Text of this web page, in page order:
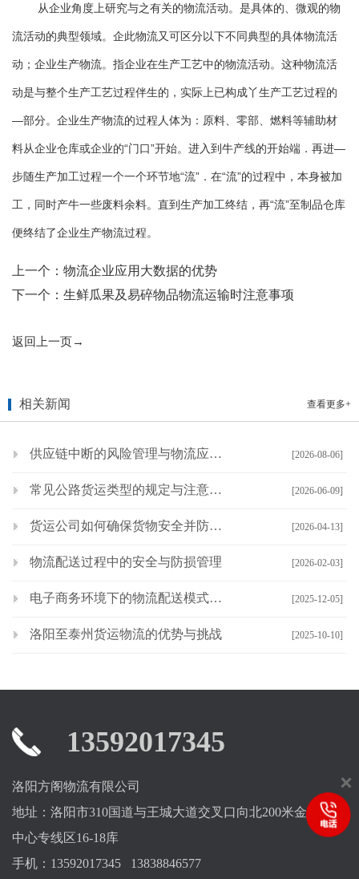
从企业角度上研究与之有关的物流活动。是具体的、微观的物
流活动的典型领域。企此物流又可区分以下不同典型的具体物流活
动；企业生产物流。指企业在生产工艺中的物流活动。这种物流活
动是与整个生产工艺过程伴生的，实际上已构成丫生产工艺过程的
—部分。企业生产物流的过程人体为：原料、零部、燃料等辅助材
料从企业仓库或企业的“门口”开始。进入到牛产线的开始端．再进—
步随生产加工过程一个一个环节地“流”．在“流”的过程中，本身被加
工，同时产牛一些废料余料。直到生产加工终结，再“流”至制品仓库
便终结了企业生产物流过程。
上一个： 物流企业应用大数据的优势
下一个： 生鲜瓜果及易碎物品物流运输时注意事项
返回上一页→
查看更多+
相关新闻
[2026-08-06]
供应链中断的风险管理与物流应对策略
[2026-06-09]
常见公路货运类型的规定与注意事项
[2026-04-13]
货运公司如何确保货物安全并防止盗窃
[2026-02-03]
物流配送过程中的安全与防损管理
[2025-12-05]
电子商务环境下的物流配送模式创新
[2025-10-10]
洛阳至泰州货运物流的优势与挑战
13592017345
洛阳方阁物流有限公司
地址：洛阳市310国道与王城大道交叉口向北200米金燕物流
中心专线区16-18库
手机：13592017345 13838846577